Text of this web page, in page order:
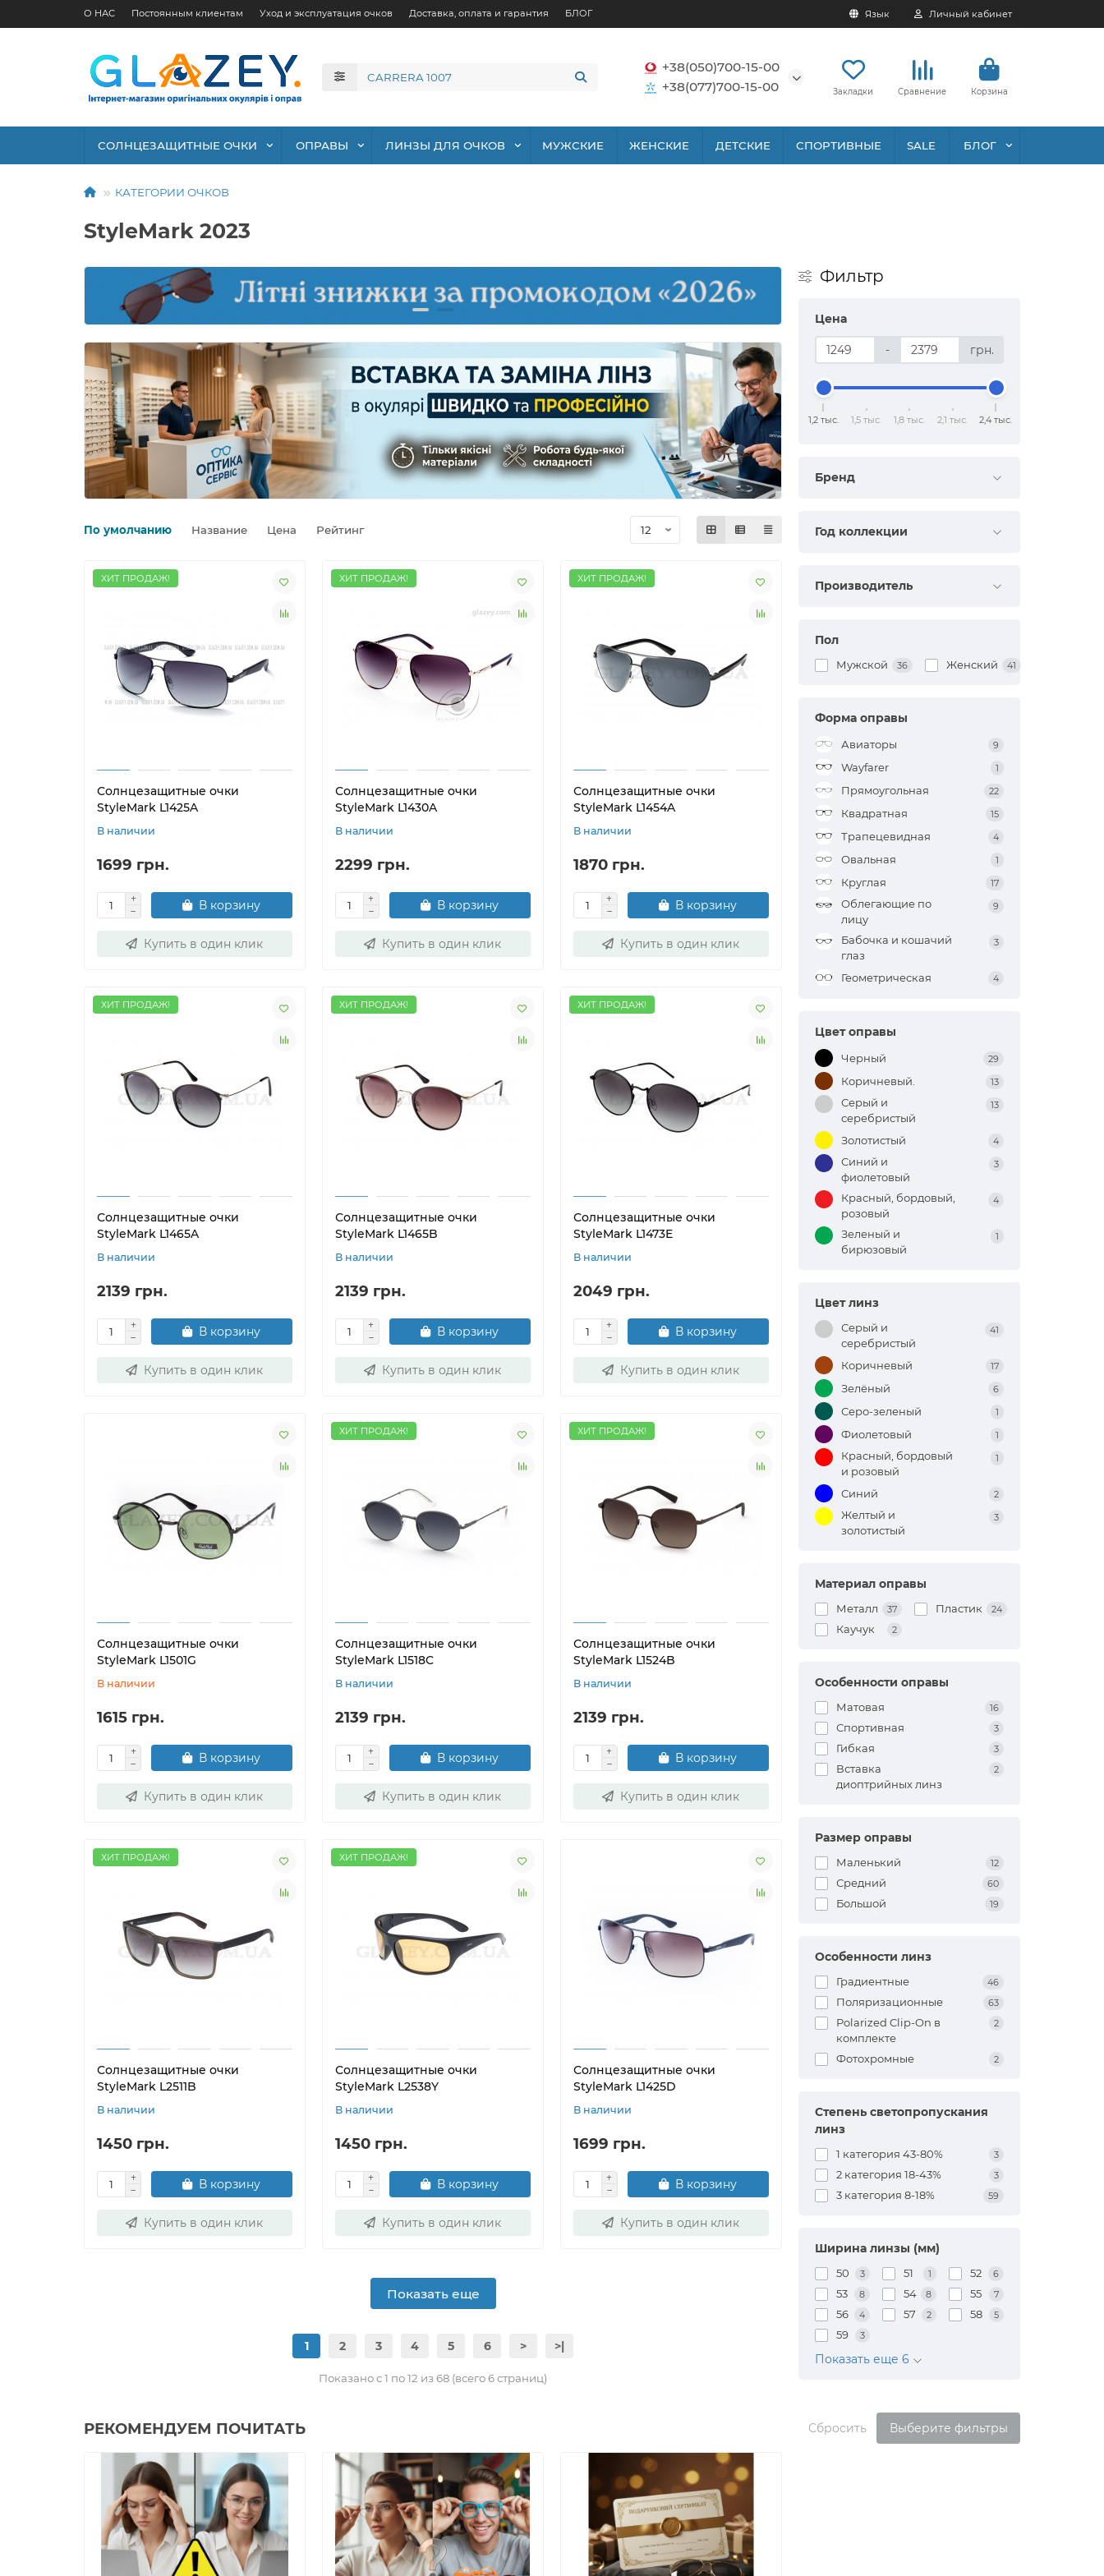
О НАС Постоянным клиентам Уход и эксплуатация очков Доставка, оплата и гарантия БЛОГ Язык Личный кабинет
+38(050)700-15-00
+38(077)700-15-00
Закладки Сравнение Корзина
СОЛНЦЕЗАЩИТНЫЕ ОЧКИ ОПРАВЫ ЛИНЗЫ ДЛЯ ОЧКОВ МУЖСКИЕ ЖЕНСКИЕ ДЕТСКИЕ СПОРТИВНЫЕ SALE БЛОГ
КАТЕГОРИИ ОЧКОВ
StyleMark 2023
По умолчанию Название Цена Рейтинг
ХИТ ПРОДАЖ!
Солнцезащитные очки
StyleMark L1425A
В наличии
1699 грн.
В корзину
Купить в один клик
ХИТ ПРОДАЖ!
Солнцезащитные очки
StyleMark L1430A
В наличии
2299 грн.
В корзину
Купить в один клик
ХИТ ПРОДАЖ!
Солнцезащитные очки
StyleMark L1454A
В наличии
1870 грн.
В корзину
Купить в один клик
ХИТ ПРОДАЖ!
Солнцезащитные очки
StyleMark L1465A
В наличии
2139 грн.
В корзину
Купить в один клик
ХИТ ПРОДАЖ!
Солнцезащитные очки
StyleMark L1465B
В наличии
2139 грн.
В корзину
Купить в один клик
ХИТ ПРОДАЖ!
Солнцезащитные очки
StyleMark L1473E
В наличии
2049 грн.
В корзину
Купить в один клик
Солнцезащитные очки
StyleMark L1501G
В наличии
1615 грн.
В корзину
Купить в один клик
ХИТ ПРОДАЖ!
Солнцезащитные очки
StyleMark L1518C
В наличии
2139 грн.
В корзину
Купить в один клик
ХИТ ПРОДАЖ!
Солнцезащитные очки
StyleMark L1524B
В наличии
2139 грн.
В корзину
Купить в один клик
ХИТ ПРОДАЖ!
Солнцезащитные очки
StyleMark L2511B
В наличии
1450 грн.
В корзину
Купить в один клик
ХИТ ПРОДАЖ!
Солнцезащитные очки
StyleMark L2538Y
В наличии
1450 грн.
В корзину
Купить в один клик
Солнцезащитные очки
StyleMark L1425D
В наличии
1699 грн.
В корзину
Купить в один клик
Показать еще
1 2 3 4 5 6 > >|
Показано с 1 по 12 из 68 (всего 6 страниц)
РЕКОМЕНДУЕМ ПОЧИТАТЬ
Фильтр
Цена
- грн.
1,2 тыс. 1,5 тыс. 1,8 тыс. 2,1 тыс. 2,4 тыс.
Бренд
Год коллекции
Производитель
Пол
Мужской 36 Женский 41
Форма оправы
Авиаторы 9
Wayfarer 1
Прямоугольная 22
Квадратная 15
Трапецевидная 4
Овальная 1
Круглая 17
Облегающие по
лицу
9
Бабочка и кошачий
глаз
3
Геометрическая 4
Цвет оправы
Черный 29
Коричневый. 13
Серый и
серебристый
13
Золотистый 4
Синий и
фиолетовый
3
Красный, бордовый,
розовый
4
Зеленый и
бирюзовый
1
Цвет линз
Серый и
серебристый
41
Коричневый 17
Зелёный 6
Серо-зеленый 1
Фиолетовый 1
Красный, бордовый
и розовый
1
Синий 2
Желтый и
золотистый
3
Материал оправы
Металл 37 Пластик 24
Каучук 2
Особенности оправы
Матовая 16
Спортивная 3
Гибкая 3
Вставка
диоптрийных линз
2
Размер оправы
Маленький 12
Средний 60
Большой 19
Особенности линз
Градиентные 46
Поляризационные 63
Polarized Clip-On в
комплекте
2
Фотохромные 2
Степень светопропускания
линз
1 категория 43-80% 3
2 категория 18-43% 3
3 категория 8-18% 59
Ширина линзы (мм)
50 3 51 1 52 6
53 8 54 8 55 7
56 4 57 2 58 5
59 3
Показать еще 6
Сбросить Выберите фильтры